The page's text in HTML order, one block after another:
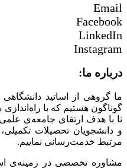
Email
Facebook
LinkedIn
Instagram
درباره ما:
ما گروهی از اساتید
گوناگون هستیم که با
تا با هدف ارتقای جامعه‌ی
و دانشجویان تحصیلات
مرتبط خدمت‌رسانی نماییم.
مشاوره تخصصی در زمینه‌ی